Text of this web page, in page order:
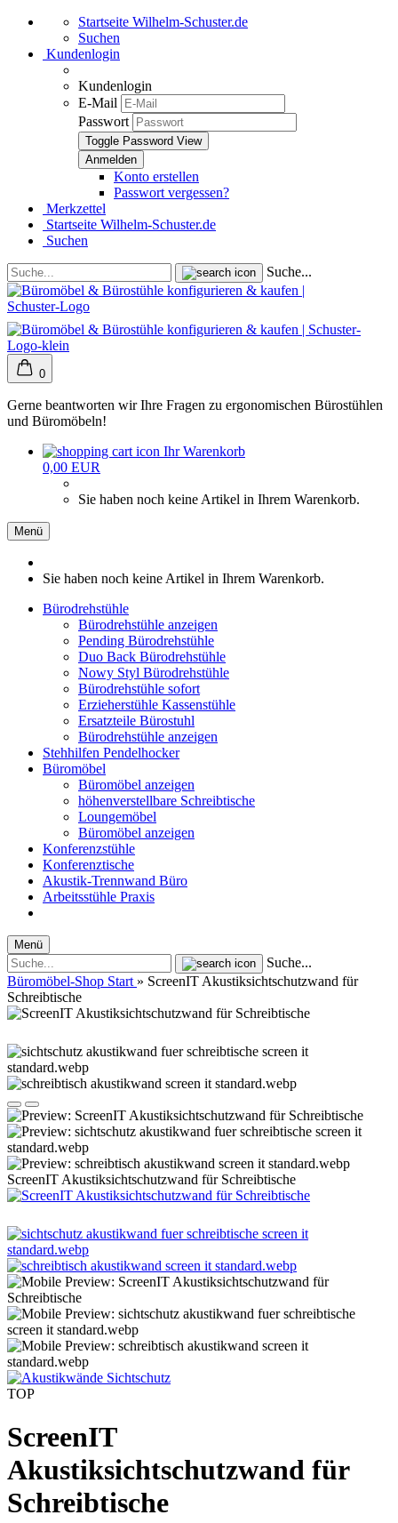
Startseite Wilhelm-Schuster.de
Suchen
Kundenlogin
Kundenlogin
E-Mail
Passwort
Toggle Password View
Konto erstellen
Passwort vergessen?
Merkzettel
Startseite Wilhelm-Schuster.de
Suchen
Suche...
0
Gerne beantworten wir Ihre Fragen zu ergonomischen Bürostühlen
und Büromöbeln!
Ihr Warenkorb
0,00 EUR
Sie haben noch keine Artikel in Ihrem Warenkorb.
Menü
Sie haben noch keine Artikel in Ihrem Warenkorb.
Bürodrehstühle
Bürodrehstühle anzeigen
Pending Bürodrehstühle
Duo Back Bürodrehstühle
Nowy Styl Bürodrehstühle
Bürodrehstühle sofort
Erzieherstühle Kassenstühle
Ersatzteile Bürostuhl
Bürodrehstühle anzeigen
Stehhilfen Pendelhocker
Büromöbel
Büromöbel anzeigen
höhenverstellbare Schreibtische
Loungemöbel
Büromöbel anzeigen
Konferenzstühle
Konferenztische
Akustik-Trennwand Büro
Arbeitsstühle Praxis
Menü
Suche...
Büromöbel-Shop Start » ScreenIT Akustiksichtschutzwand für
Schreibtische
ScreenIT Akustiksichtschutzwand für Schreibtische
TOP
ScreenIT
Akustiksichtschutzwand für
Schreibtische